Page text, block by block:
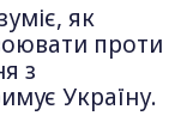
як
проти
з
Україну.